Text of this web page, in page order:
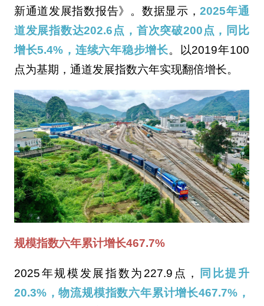
新通道发展指数报告》。数据显示，2025年通
道发展指数达202.6点，首次突破200点，同比
增长5.4%，连续六年稳步增长。以2019年100
点为基期，通道发展指数六年实现翻倍增长。
规模指数六年累计增长467.7%
2025年规模发展指数为227.9点，
同比提升
20.3%，物流规模指数六年累计增长467.7%，